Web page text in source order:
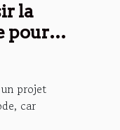
la
pour
projet
car